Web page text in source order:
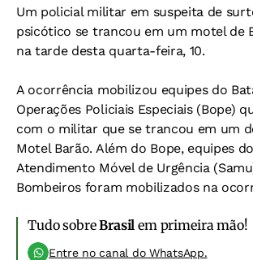
Um policial militar em suspeita de
psicótico se trancou em um motel de
na tarde desta quarta-feira, 10.
A ocorrência mobilizou equipes do
Operações Policiais Especiais (Bope)
com o militar que se trancou em um
Motel Barão. Além do Bope, equipes
Atendimento Móvel de Urgência
Bombeiros foram mobilizados na
Tudo sobreBrasil em primeira mão!
Entre no canal do WhatsApp.